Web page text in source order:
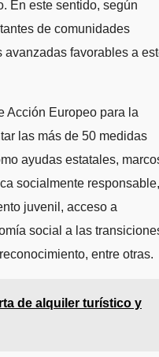
En este sentido, según
de comunidades
favorables a
Acción Europeo para la
las más de 50 medidas
ayudas estatales,
socialmente responsable,
juvenil, acceso a
social a las
entre otras.
de alquiler turístico y